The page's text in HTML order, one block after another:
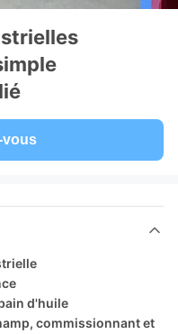
vous
d'huile
commissionnant et